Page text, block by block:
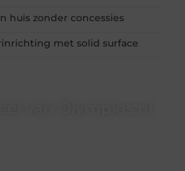
huis zonder concessies
met solid surface